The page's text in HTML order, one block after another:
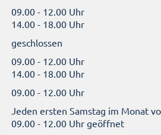
09.00 - 12.00 Uhr
14.00 - 18.00 Uhr
geschlossen
09.00 - 12.00 Uhr
14.00 - 18.00 Uhr
09.00 - 12.00 Uhr
Jeden ersten Samstag im Monat
09.00 - 12.00 Uhr geöffnet